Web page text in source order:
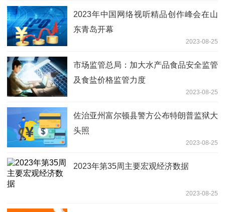
2023年中国网络视听精品创作峰会在山
东青岛开幕
2023-08-25
市场监管总局：加大水产品食品安全监管
及食盐价格监管力度
2023-08-25
佐治亚州富尔顿县警方公布特朗普监狱大
头照
2023-08-25
2023年第35周主要宏观经济数据
2023-08-25